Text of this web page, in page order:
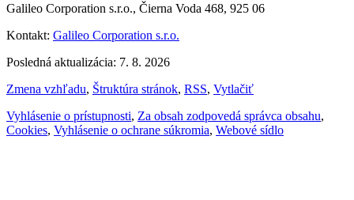
Galileo Corporation s.r.o., Čierna Voda 468, 925 06
Kontakt: Galileo Corporation s.r.o.
Posledná aktualizácia: 7. 8. 2026
Zmena vzhľadu, Štruktúra stránok, RSS, Vytlačiť
Vyhlásenie o prístupnosti, Za obsah zodpovedá správca obsahu,
Cookies, Vyhlásenie o ochrane súkromia, Webové sídlo